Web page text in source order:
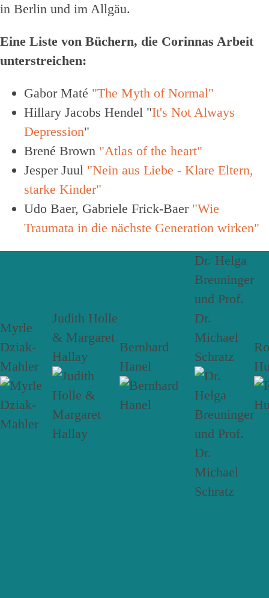
in Berlin und im Allgäu.
Eine Liste von Büchern, die Corinnas Arbeit
unterstreichen:
Gabor Maté "The Myth of Normal"
Hillary Jacobs Hendel "It's Not Always
Depression"
Brené Brown "Atlas of the heart"
Jesper Juul "Nein aus Liebe - Klare Eltern,
starke Kinder"
Udo Baer, Gabriele Frick-Baer "Wie
Traumata in die nächste Generation wirken"
Myrle
Dziak-
Mahler
Judith Holle
& Margaret
Hallay
Bernhard
Hanel
Dr. Helga
Breuninger
und Prof.
Dr.
Michael
Schratz